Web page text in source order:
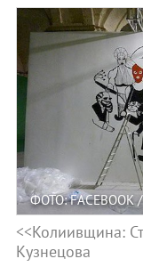
ФОТО: FACEBOOK /
<<Колиивщина:
Кузнецова